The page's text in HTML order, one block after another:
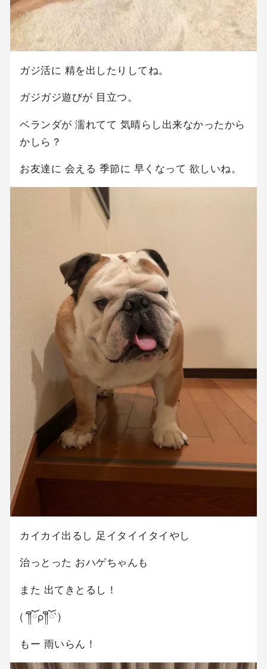
ガジ活に 精を出したりしてね。
ガジガジ遊びが 目立つ。
ベランダが 濡れてて 気晴らし出来なかったから
かしら？
お友達に 会える 季節に 早くなって 欲しいね。
カイカイ出るし 足イタイイタイやし
治っとった おハゲちゃんも
また 出てきとるし！
(´༎ຶོρ༎ຶོ`)
もー 雨いらん！